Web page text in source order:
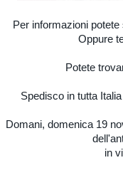
Per informazioni
Oppure
Potete
Spedisco in tutta
Domani, domenica 19
in